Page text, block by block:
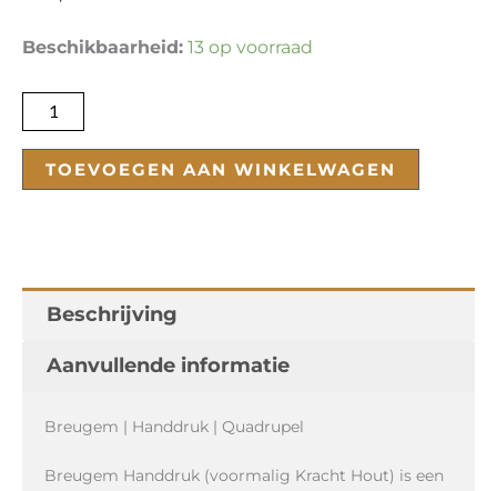
Beschikbaarheid: 13 op voorraad
Handdruk
TOEVOEGEN AAN WINKELWAGEN
Beschrijving
Aanvullende informatie
Breugem | Handdruk | Quadrupel
Breugem Handdruk (voormalig Kracht Hout) is een